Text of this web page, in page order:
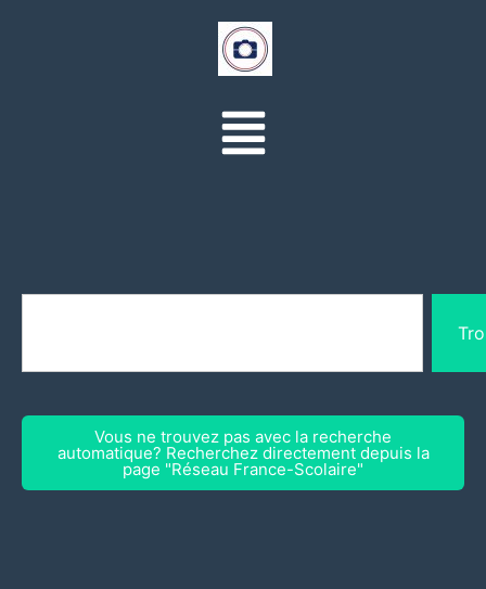
Vous ne trouvez pas avec la recherche
automatique? Recherchez directement depuis la
page "Réseau France-Scolaire"